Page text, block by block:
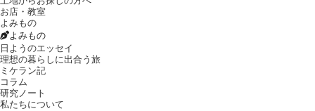
お店・教室
よみもの
よみもの
日ようのエッセイ
理想の暮らしに出合う旅
ミケラン記
コラム
研究ノート
私たちについて